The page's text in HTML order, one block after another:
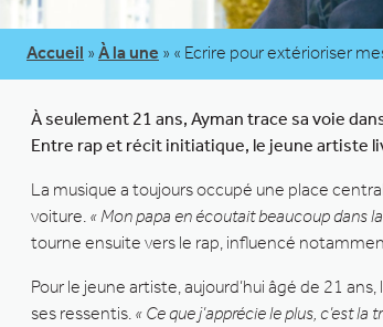
Accueil » À la une » « Ecrire pour extérioriser
À seulement 21 ans, Ayman trace sa voie
Entre rap et récit initiatique, le jeune artiste
La musique a toujours occupé une place
voiture. « Mon papa en écoutait beaucoup dans
tourne ensuite vers le rap, influencé
Pour le jeune artiste, aujourd’hui âgé de 21
ses ressentis. « Ce que j’apprécie le plus, c’est